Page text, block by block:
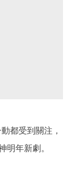
都受到關注，
明年新劇。